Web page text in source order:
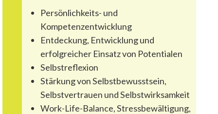
Persönlichkeits- und
Kompetenzentwicklung
Entdeckung, Entwicklung und
erfolgreicher Einsatz von Potentialen
Selbstreflexion
Stärkung von Selbstbewusstsein,
Selbstvertrauen und Selbstwirksamkeit
Work-Life-Balance, Stressbewältigung,